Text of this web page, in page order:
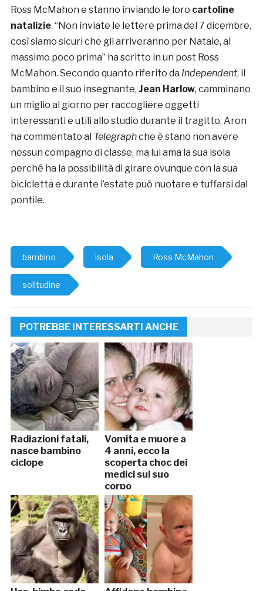
Ross McMahon e stanno inviando le loro cartoline
natalizie. “Non inviate le lettere prima del 7 dicembre,
così siamo sicuri che gli arriveranno per Natale, al
massimo poco prima” ha scritto in un post Ross
McMahon. Secondo quanto riferito da Independent, il
bambino e il suo insegnante, Jean Harlow, camminano
un miglio al giorno per raccogliere oggetti
interessanti e utili allo studio durante il tragitto. Aron
ha commentato al Telegraphche è stano non avere
nessun compagno di classe, ma lui ama la sua isola
perché ha la possibilità di girare ovunque con la sua
bicicletta e durante l’estate può nuotare e tuffarsi dal
pontile.
bambino isola Ross McMahon
solitudine
POTREBBE INTERESSARTI ANCHE
Radiazioni fatali,
nasce bambino
ciclope
Vomita e muore a
4 anni, ecco la
scoperta choc dei
medici sul suo
corpo